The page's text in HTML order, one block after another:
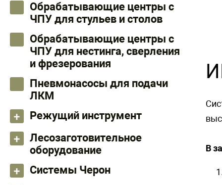
Обрабатывающие центры с
ЧПУ для стульев и столов
Обрабатывающие центры с
ЧПУ для нестинга, сверления
и фрезерования
Пневмонасосы для подачи
ЛКМ
Режущий инструмент
Лесозаготовительное
оборудование
Системы Черон
В